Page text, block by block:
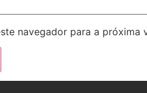
navegador para a próxima